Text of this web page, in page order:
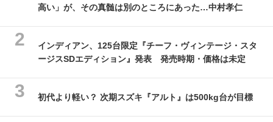
高い」が、その真髄は別のところにあった…中村孝仁
インディアン、125台限定『チーフ・ヴィンテージ・スタ
ージスSDエディション』発表 発売時期・価格は未定
初代より軽い？ 次期スズキ『アルト』は500kg台が目標